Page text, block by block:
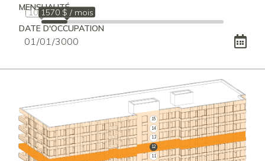
MENSUALITÉ
1010 $1570 $ / mois
DATE D'OCCUPATION
11
12
13
14
15